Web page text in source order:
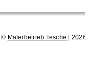
© Malerbetrieb Tesche |